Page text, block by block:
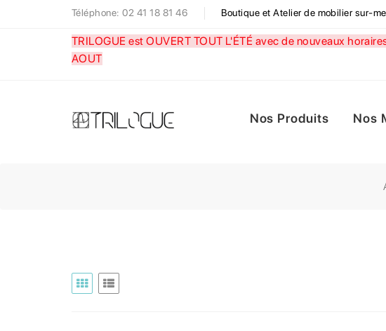
Téléphone: 02 41 18 81 46 Boutique et Atelier de mobilier sur-
TRILOGUE est OUVERT TOUT L'ÉTÉ avec de nouveaux
AOUT
Nos Produits Nos